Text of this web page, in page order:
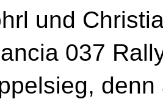
und
037